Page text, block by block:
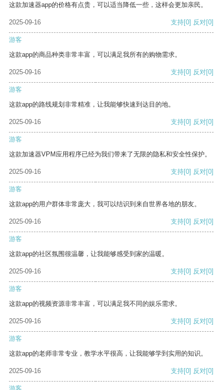
这款加速器app的价格有点贵，可以适当降低一些，这样会更加亲民。
2025-09-16 支持[0] 反对[0]
游客
这款app的商品种类非常丰富，可以满足我所有的购物需求。
2025-09-16 支持[0] 反对[0]
游客
这款app的路线规划非常精准，让我能够快速到达目的地。
2025-09-16 支持[0] 反对[0]
游客
这款加速器VPM应用程序已经为我们带来了无限的隐私和安全性保护。
2025-09-16 支持[0] 反对[0]
游客
这款app的用户群体非常庞大，我可以结识到来自世界各地的朋友。
2025-09-16 支持[0] 反对[0]
游客
这款app的社区氛围很温馨，让我能够感受到家的温暖。
2025-09-16 支持[0] 反对[0]
游客
这款app的视频资源非常丰富，可以满足我不同的娱乐需求。
2025-09-16 支持[0] 反对[0]
游客
这款app的老师非常专业，教学水平很高，让我能够学到实用的知识。
2025-09-16 支持[0] 反对[0]
游客